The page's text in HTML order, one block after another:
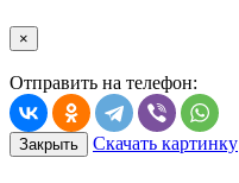
×
Отправить на телефон:
Закрыть Скачать картинку